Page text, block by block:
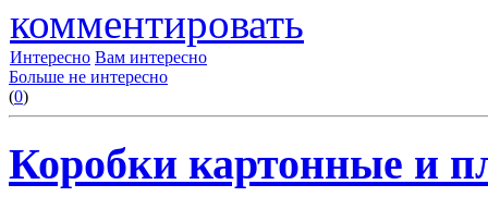
комментировать
Интересно Вам интересно
Больше не интересно
(0)
Коробки картонные и